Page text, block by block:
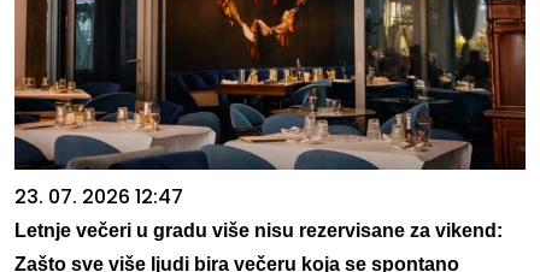
23. 07. 2026 12:47
Letnje večeri u gradu više nisu rezervisane za vikend:
Zašto sve više ljudi bira večeru koja se spontano